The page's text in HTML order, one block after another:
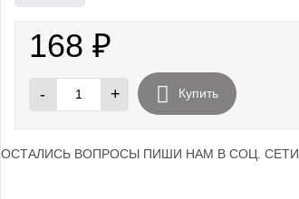
168₽
- + Купить
ОСТАЛИСЬ ВОПРОСЫ ПИШИ НАМ В СОЦ. СЕТИ